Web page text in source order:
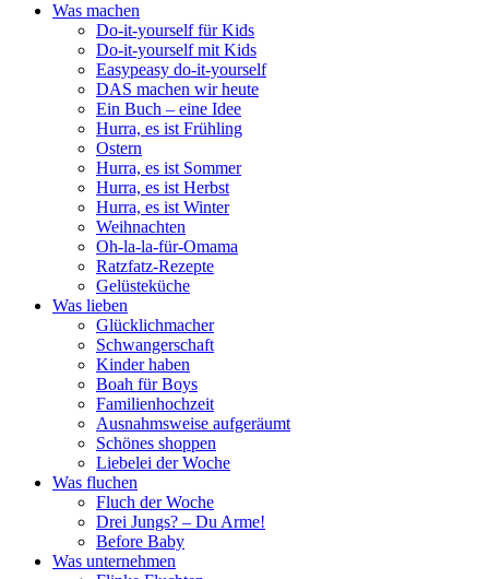
Was machen
Do-it-yourself für Kids
Do-it-yourself mit Kids
Easypeasy do-it-yourself
DAS machen wir heute
Ein Buch – eine Idee
Hurra, es ist Frühling
Ostern
Hurra, es ist Sommer
Hurra, es ist Herbst
Hurra, es ist Winter
Weihnachten
Oh-la-la-für-Omama
Ratzfatz-Rezepte
Gelüsteküche
Was lieben
Glücklichmacher
Schwangerschaft
Kinder haben
Boah für Boys
Familienhochzeit
Ausnahmsweise aufgeräumt
Schönes shoppen
Liebelei der Woche
Was fluchen
Fluch der Woche
Drei Jungs? – Du Arme!
Before Baby
Was unternehmen